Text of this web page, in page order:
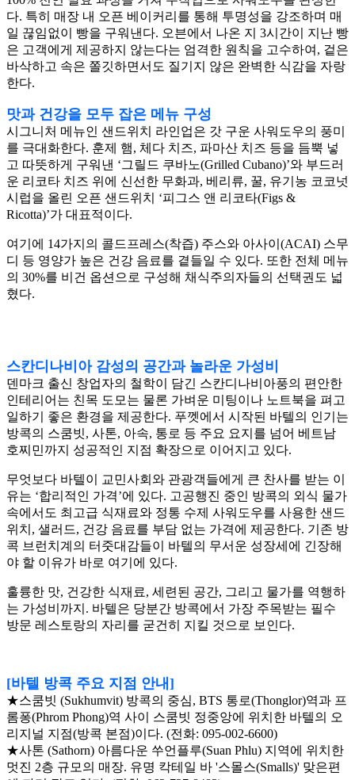
다. 특히 매장 내 오픈 베이커리를 통해 투명성을 강조하며 매
일 끊임없이 빵을 구워낸다. 오븐에서 나온 지 3시간이 지난 빵
은 고객에게 제공하지 않는다는 엄격한 원칙을 고수하여, 겉은
바삭하고 속은 쫄깃하면서도 질기지 않은 완벽한 식감을 자랑
한다.
맛과 건강을 모두 잡은 메뉴 구성
시그니처 메뉴인 샌드위치 라인업은 갓 구운 사워도우의 풍미
를 극대화한다. 훈제 햄, 체다 치즈, 파마산 치즈 등을 듬뿍 넣
고 따뜻하게 구워낸 ‘그릴드 쿠바노(Grilled Cubano)’와 부드러
운 리코타 치즈 위에 신선한 무화과, 베리류, 꿀, 유기농 코코넛
시럽을 올린 오픈 샌드위치 ‘피그스 앤 리코타(Figs &
Ricotta)’가 대표적이다.
여기에 14가지의 콜드프레스(착즙) 주스와 아사이(ACAI) 스무
디 등 영양가 높은 건강 음료를 곁들일 수 있다. 또한 전체 메뉴
의 30%를 비건 옵션으로 구성해 채식주의자들의 선택권도 넓
혔다.
스칸디나비아 감성의 공간과 놀라운 가성비
덴마크 출신 창업자의 철학이 담긴 스칸디나비아풍의 편안한
인테리어는 친목 도모는 물론 가벼운 미팅이나 노트북을 펴고
일하기 좋은 환경을 제공한다. 푸껫에서 시작된 바텔의 인기는
방콕의 스쿰빗, 사톤, 아속, 통로 등 주요 요지를 넘어 베트남
호찌민까지 성공적인 지점 확장으로 이어지고 있다.
무엇보다 바텔이 교민사회와 관광객들에게 큰 찬사를 받는 이
유는 ‘합리적인 가격’에 있다. 고공행진 중인 방콕의 외식 물가
속에서도 최고급 식재료와 정통 수제 사워도우를 사용한 샌드
위치, 샐러드, 건강 음료를 부담 없는 가격에 제공한다. 기존 방
콕 브런치계의 터줏대감들이 바텔의 무서운 성장세에 긴장해
야 할 이유가 바로 여기에 있다.
훌륭한 맛, 건강한 식재료, 세련된 공간, 그리고 물가를 역행하
는 가성비까지. 바텔은 당분간 방콕에서 가장 주목받는 필수
방문 레스토랑의 자리를 굳건히 지킬 것으로 보인다.
[바텔 방콕 주요 지점 안내]
★스쿰빗 (Sukhumvit) 방콕의 중심, BTS 통로(Thonglor)역과 프
롬퐁(Phrom Phong)역 사이 스쿰빗 정중앙에 위치한 바텔의 오
리지널 지점(방콕 본점)이다. (전화: 095-002-6600)
★사톤 (Sathorn) 아름다운 쑤언플루(Suan Phlu) 지역에 위치한
멋진 2층 규모의 매장. 유명 칵테일 바 '스몰스(Smalls)' 맞은편